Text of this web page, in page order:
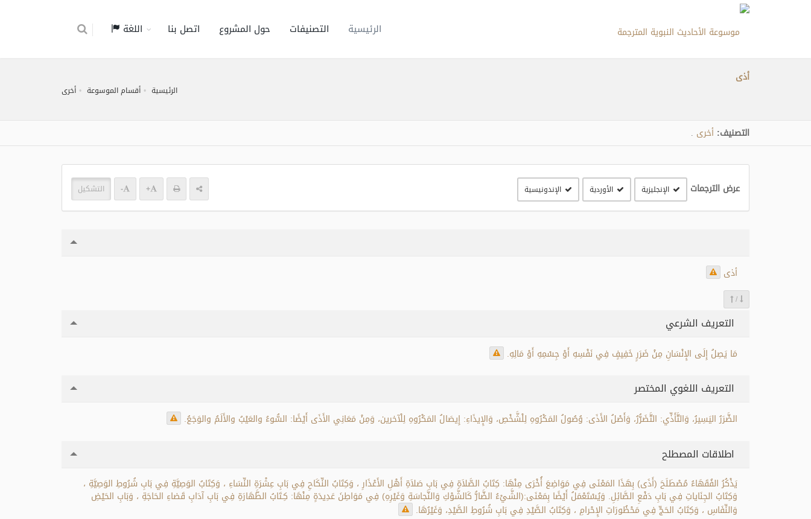
الرئيسية التصنيفات حول المشروع اتصل بنا اللغة
أذى
الرئيسية أقسام الموسوعة أخرى
التصنيف: أخرى
عرض الترجمات الإنجليزية الأوردية الإندونيسية +
- التشكيل
أذى
/
التعريف الشرعي
مَا يَصِلُ إِلَى الإِنْسَانِ مِنْ ضَرَرٍ خَفِيفٍ فِي نَفْسِهِ أَوْ جِسْمِهِ أَوْ مَالِهِ.
التعريف اللغوي المختصر
الضَّرَرُ اليَسِيرُ، وَالتَّأَذِّي: التَّضَرُّرُ، وَأَصْلُ الأَذَى: وُصُولُ المَكْرُوهِ لِلْشَّخْصِ، وَالإِيذَاءِ: إِيصَالُ المَكْرُوهِ لِلْآخرين، وَمِنْ مَعَانِي الأَذَى أَيْضًا: السُّوءُ والعَيْبُ والأَلَمُ والوَجَعُ.
اطلاقات المصطلح
يَذْكُرُ الفُقَهَاءُ مُصْطَلَحَ (أَذَى) بِهَذَا المَعْنَى فِي مَوَاضِعَ أُخْرَى مِنْهَا: كِتَابُ الصَّلاَةِ فِي بَابِ صَلاَةِ أَهْلِ الأَعْذَارِ ، وَكِتَابُ النِّكَاحِ فِي بَابِ عِشْرَةِ النِّسَاءِ ، وَكِتَابُ الوَصِيَّةِ فِي بَابِ شُرُوطِ الوَصِيَّةِ ،
وَكِتَابُ الجِنَاياتِ فِي بَابِ دَفْعِ الصَّائِلِ. وَيُسْتَعْمَلُ أَيْضًا بِمَعْنَى:(الشَّيْءُ الضَّارُّ كَالشَّوْكِ وَالنَّجاسَةِ وَغَيْرِهِ) فِي مَوَاطِنَ عَدِيدَةٍ مِنْهَا: كِـتَابُ الطَّهَارَةِ فِي بَابِ آدَابِ قَضاءِ الحَاجَةِ ، وَبَابِ الحَيْضِ
وَالنِّفَاسِ ، وَكِتَابُ الحَجِّ فِي مَحْظُورَاتِ الإِحْرامِ ، وَكِتَابُ الصَّيْدِ فِي بَابِ شُرُوطِ الصَّيْدِ، وَغَيْرُهَا.